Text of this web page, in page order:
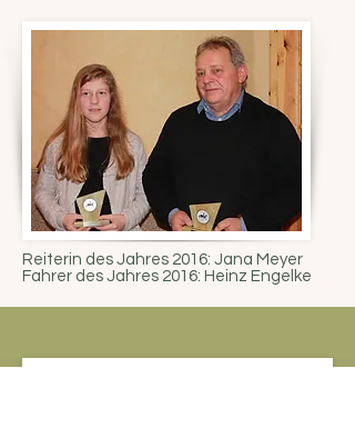
Reiterin des Jahres 2016: Jana Meyer
Fahrer des Jahres 2016: Heinz Engelke